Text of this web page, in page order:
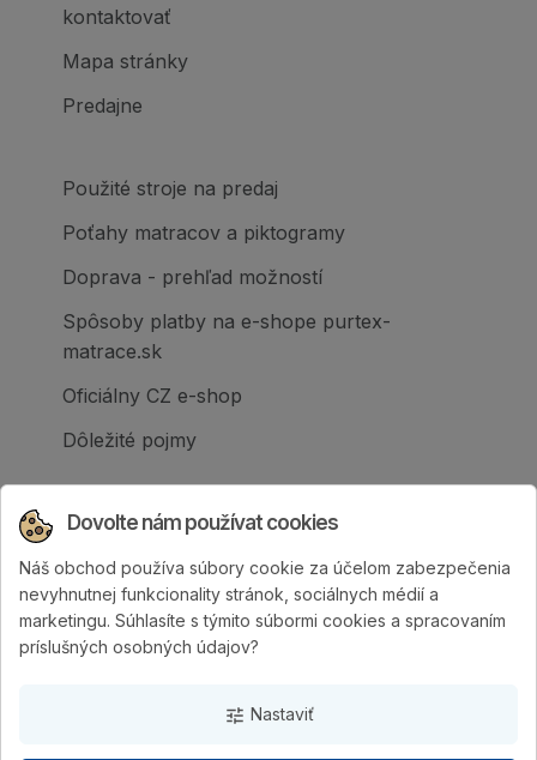
kontaktovať
Mapa stránky
Predajne
Použité stroje na predaj
Poťahy matracov a piktogramy
Doprava - prehľad možností
Spôsoby platby na e-shope purtex-
matrace.sk
Oficiálny CZ e-shop
Dôležité pojmy
Spoločnosť PURTEX s.r.o., založená v roku
1995, je popredným slovenským výrobcom
postelí a klinicky hodnotených matracov.
Dovolte nám používat cookies
Náš obchod používa súbory cookie za účelom zabezpečenia
nevyhnutnej funkcionality stránok, sociálnych médií a
marketingu. Súhlasíte s týmito súbormi cookies a spracovaním
príslušných osobných údajov?
tune Nastaviť